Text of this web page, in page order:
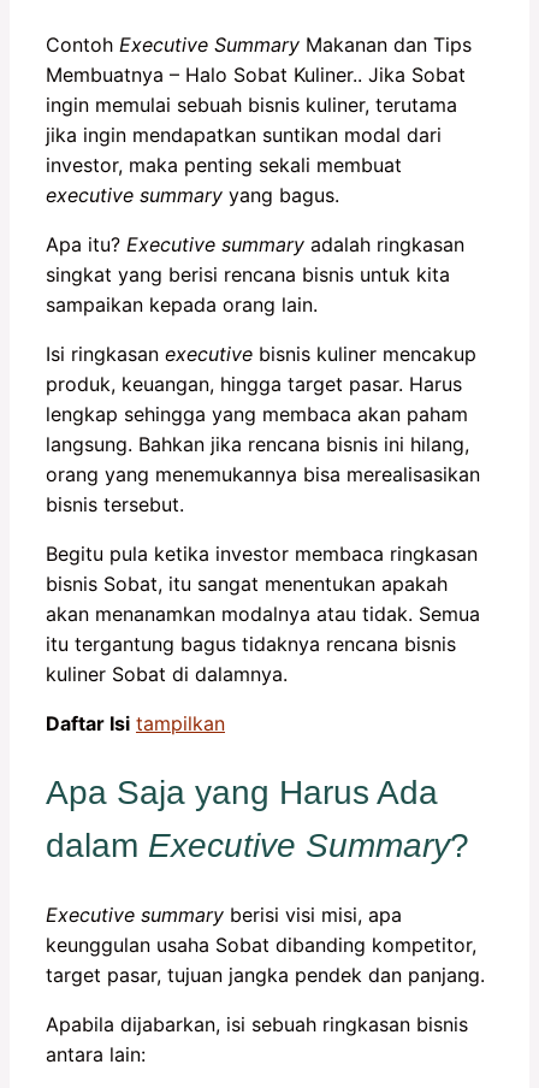
Contoh Executive Summary Makanan dan Tips
Membuatnya – Halo Sobat Kuliner.. Jika Sobat
ingin memulai sebuah bisnis kuliner, terutama
jika ingin mendapatkan suntikan modal dari
investor, maka penting sekali membuat
executive summary yang bagus.
Apa itu? Executive summary adalah ringkasan
singkat yang berisi rencana bisnis untuk kita
sampaikan kepada orang lain.
Isi ringkasan executive bisnis kuliner mencakup
produk, keuangan, hingga target pasar. Harus
lengkap sehingga yang membaca akan paham
langsung. Bahkan jika rencana bisnis ini hilang,
orang yang menemukannya bisa merealisasikan
bisnis tersebut.
Begitu pula ketika investor membaca ringkasan
bisnis Sobat, itu sangat menentukan apakah
akan menanamkan modalnya atau tidak. Semua
itu tergantung bagus tidaknya rencana bisnis
kuliner Sobat di dalamnya.
Daftar Isi tampilkan
Apa Saja yang Harus Ada
dalam Executive Summary?
Executive summary berisi visi misi, apa
keunggulan usaha Sobat dibanding kompetitor,
target pasar, tujuan jangka pendek dan panjang.
Apabila dijabarkan, isi sebuah ringkasan bisnis
antara lain: